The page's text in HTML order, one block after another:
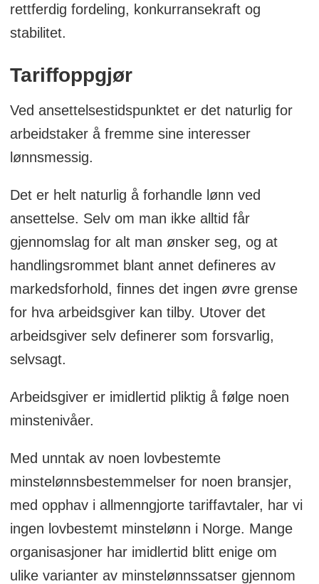
rettferdig fordeling, konkurransekraft og
stabilitet.
Tariffoppgjør
Ved ansettelsestidspunktet er det naturlig for
arbeidstaker å fremme sine interesser
lønnsmessig.
Det er helt naturlig å forhandle lønn ved
ansettelse. Selv om man ikke alltid får
gjennomslag for alt man ønsker seg, og at
handlingsrommet blant annet defineres av
markedsforhold, finnes det ingen øvre grense
for hva arbeidsgiver kan tilby. Utover det
arbeidsgiver selv definerer som forsvarlig,
selvsagt.
Arbeidsgiver er imidlertid pliktig å følge noen
minstenivåer.
Med unntak av noen lovbestemte
minstelønnsbestemmelser for noen bransjer,
med opphav i allmenngjorte tariffavtaler, har vi
ingen lovbestemt minstelønn i Norge. Mange
organisasjoner har imidlertid blitt enige om
ulike varianter av minstelønnssatser gjennom